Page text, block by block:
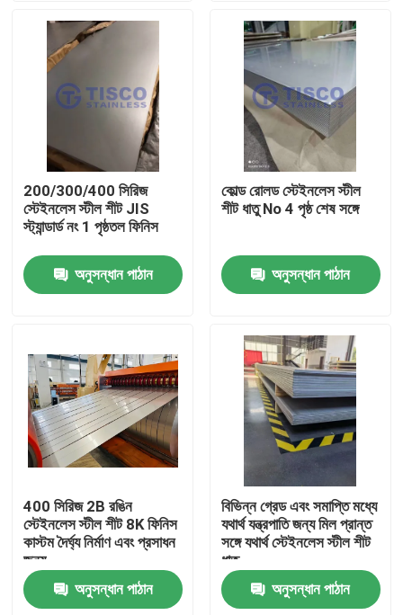
পণ্য
ভিডিও
আমাদের সম্পর্কে
মান নিয়ন্ত্রণ
যোগাযোগ করুন
স্টেইনলেস স্টীল শীট কুণ্ডলী
স্টেইনলেস স্টীল শীট মেটাল
200/300/400 সিরিজ
স্টেইনলেস স্টীল শীট JIS
স্ট্যান্ডার্ড নং 1 পৃষ্ঠতল ফিনিস
অনুসন্ধান পাঠান
কোল্ড রোলড স্টেইনলেস স্টীল
শীট ধাতু No 4 পৃষ্ঠ শেষ সঙ্গে
অনুসন্ধান পাঠান
400 সিরিজ 2B রঙিন
স্টেইনলেস স্টীল শীট 8K ফিনিস
কাস্টম দৈর্ঘ্য নির্মাণ এবং প্রসাধন
জন্য
অনুসন্ধান পাঠান
বিভিন্ন গ্রেড এবং সমাপ্তি মধ্যে
যথার্থ যন্ত্রপাতি জন্য মিল প্রান্ত
সঙ্গে যথার্থ স্টেইনলেস স্টীল শীট
ধাতু
অনুসন্ধান পাঠান